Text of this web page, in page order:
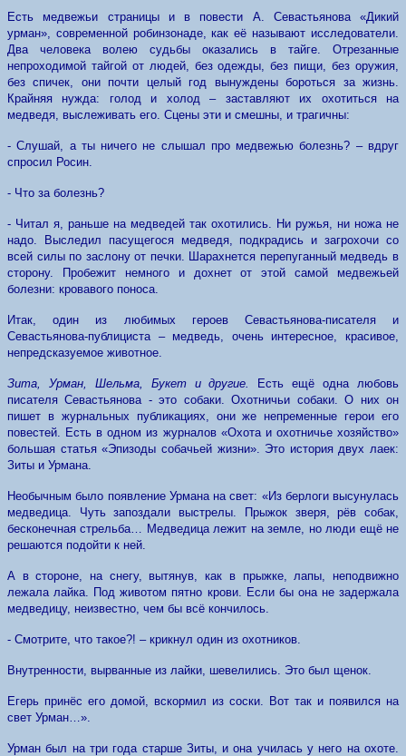
Есть медвежьи страницы и в повести А. Севастьянова «Дикий
урман», современной робинзонаде, как её называют исследователи.
Два человека волею судьбы оказались в тайге. Отрезанные
непроходимой тайгой от людей, без одежды, без пищи, без оружия,
без спичек, они почти целый год вынуждены бороться за жизнь.
Крайняя нужда: голод и холод – заставляют их охотиться на
медведя, выслеживать его. Сцены эти и смешны, и трагичны:
- Слушай, а ты ничего не слышал про медвежью болезнь? – вдруг
спросил Росин.
- Что за болезнь?
- Читал я, раньше на медведей так охотились. Ни ружья, ни ножа не
надо. Выследил пасущегося медведя, подкрадись и загрохочи со
всей силы по заслону от печки. Шарахнется перепуганный медведь в
сторону. Пробежит немного и дохнет от этой самой медвежьей
болезни: кровавого поноса.
Итак, один из любимых героев Севастьянова-писателя и
Севастьянова-публициста – медведь, очень интересное, красивое,
непредсказуемое животное.
Зита, Урман, Шельма, Букет и другие.
Есть ещё одна любовь
писателя Севастьянова - это собаки. Охотничьи собаки. О них он
пишет в журнальных публикациях, они же непременные герои его
повестей. Есть в одном из журналов «Охота и охотничье хозяйство»
большая статья «Эпизоды собачьей жизни». Это история двух лаек:
Зиты и Урмана.
Необычным было появление Урмана на свет: «Из берлоги высунулась
медведица. Чуть запоздали выстрелы. Прыжок зверя, рёв собак,
бесконечная стрельба… Медведица лежит на земле, но люди ещё не
решаются подойти к ней.
А в стороне, на снегу, вытянув, как в прыжке, лапы, неподвижно
лежала лайка. Под животом пятно крови. Если бы она не задержала
медведицу, неизвестно, чем бы всё кончилось.
- Смотрите, что такое?! – крикнул один из охотников.
Внутренности, вырванные из лайки, шевелились. Это был щенок.
Егерь принёс его домой, вскормил из соски. Вот так и появился на
свет Урман…».
Урман был на три года старше Зиты, и она училась у него на охоте.